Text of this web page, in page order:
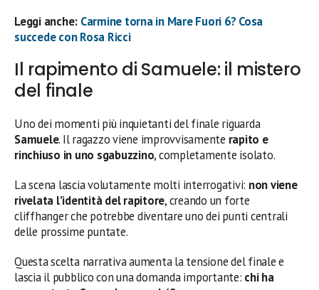
Leggi anche: Carmine torna in Mare Fuori 6? Cosa
succede con Rosa Ricci
Il rapimento di Samuele: il mistero
del finale
Uno dei momenti più inquietanti del finale riguarda
Samuele. Il ragazzo viene improvvisamente rapito e
rinchiuso in uno sgabuzzino, completamente isolato.
La scena lascia volutamente molti interrogativi: non viene
rivelata l’identità del rapitore, creando un forte
cliffhanger che potrebbe diventare uno dei punti centrali
delle prossime puntate.
Questa scelta narrativa aumenta la tensione del finale e
lascia il pubblico con una domanda importante: chi ha